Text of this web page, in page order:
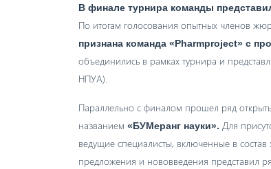
В финале турнира команды
По итогам голосования опытных членов
признана команда «Pharmproject» с
объединились в рамках турнира и
НПУА).
Параллельно с финалом прошел ряд
названием «БУМеранг науки». Для
ведущие специалисты, включенные в
предложения и нововведения представил